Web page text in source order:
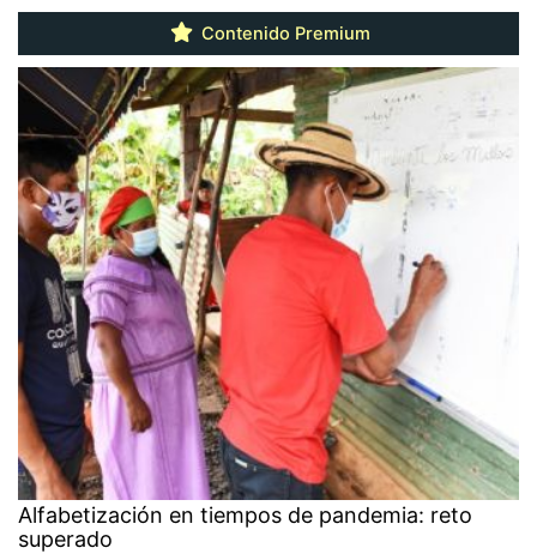
Contenido Premium
Alfabetización en tiempos de pandemia: reto
superado